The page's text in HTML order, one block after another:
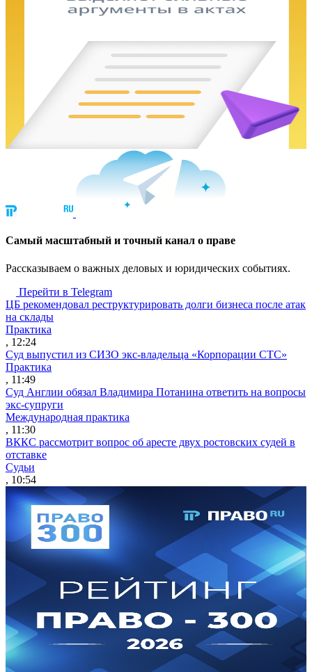
Cамый масштабный и точный канал о праве
Рассказываем о важных деловых и юридических событиях.
Перейти в Telegram
ЦБ рекомендовал реструктурировать долги бизнеса после атак
на склады
Практика
, 12:24
Суд выпустил из СИЗО экс-владельца «Корпорации СТС»
Практика
, 11:49
Суд Англии обязал Владимира Потанина ответить на вопросы
экс-супруги
Международная практика
, 11:30
ВККС рассмотрит вопрос об аресте двух ростовских судей в
отставке
Судьи
, 10:54